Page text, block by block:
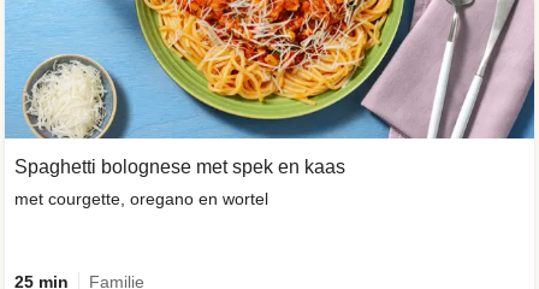
Spaghetti bolognese met spek en kaas
met courgette, oregano en wortel
25 min Familie